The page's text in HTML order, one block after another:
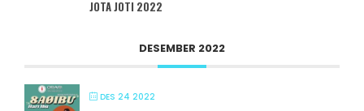
JOTA JOTI 2022
DESEMBER 2022
DES 24 2022